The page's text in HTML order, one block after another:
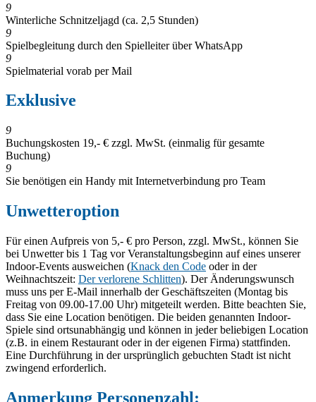
9
Winterliche Schnitzeljagd (ca. 2,5 Stunden)
9
Spielbegleitung durch den Spielleiter über WhatsApp
9
Spielmaterial vorab per Mail
Exklusive
9
Buchungskosten 19,- € zzgl. MwSt. (einmalig für gesamte
Buchung)
9
Sie benötigen ein Handy mit Internetverbindung pro Team
Unwetteroption
Für einen Aufpreis von 5,- € pro Person, zzgl. MwSt., können Sie
bei Unwetter bis 1 Tag vor Veranstaltungsbeginn auf eines unserer
Indoor-Events ausweichen (Knack den Code oder in der
Weihnachtszeit: Der verlorene Schlitten). Der Änderungswunsch
muss uns per E-Mail innerhalb der Geschäftszeiten (Montag bis
Freitag von 09.00-17.00 Uhr) mitgeteilt werden. Bitte beachten Sie,
dass Sie eine Location benötigen. Die beiden genannten Indoor-
Spiele sind ortsunabhängig und können in jeder beliebigen Location
(z.B. in einem Restaurant oder in der eigenen Firma) stattfinden.
Eine Durchführung in der ursprünglich gebuchten Stadt ist nicht
zwingend erforderlich.
Anmerkung Personenzahl: